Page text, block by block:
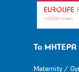
Το ΜΗΤΕΡΑ
Maternity /